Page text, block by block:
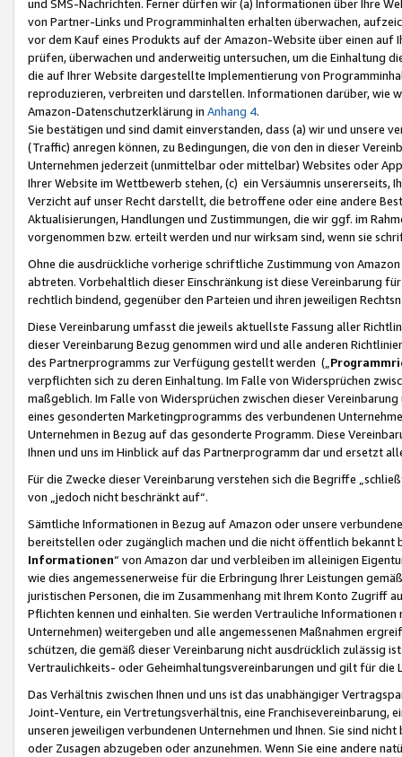
und SMS-Nachrichten. Ferner dürfen wir (a) Informationen über Ihre
von Partner-Links und Programminhalten erhalten überwachen,
vor dem Kauf eines Produkts auf der Amazon-Website über einen
prüfen, überwachen und anderweitig untersuchen, um die Einhaltung
die auf Ihrer Website dargestellte Implementierung von
reproduzieren, verbreiten und darstellen. Informationen darüber, wie
Amazon-Datenschutzerklärung in Anhang 4.
Sie bestätigen und sind damit einverstanden, dass (a) wir und
(Traffic) anregen können, zu Bedingungen, die von den in dieser
Unternehmen jederzeit (unmittelbar oder mittelbar) Websites oder
Ihrer Website im Wettbewerb stehen, (c) ein Versäumnis unsererseits,
Verzicht auf unser Recht darstellt, die betroffene oder eine andere
Aktualisierungen, Handlungen und Zustimmungen, die wir ggf. im
vorgenommen bzw. erteilt werden und nur wirksam sind, wenn sie
Ohne die ausdrückliche vorherige schriftliche Zustimmung von
abtreten. Vorbehaltlich dieser Einschränkung ist diese Vereinbarung
rechtlich bindend, gegenüber den Parteien und ihren jeweiligen
Diese Vereinbarung umfasst die jeweils aktuellste Fassung aller
dieser Vereinbarung Bezug genommen wird und alle anderen
des Partnerprogramms zur Verfügung gestellt werden („
verpflichten sich zu deren Einhaltung. Im Falle von Widersprüchen
maßgeblich. Im Falle von Widersprüchen zwischen dieser
eines gesonderten Marketingprogramms des verbundenen
Unternehmen in Bezug auf das gesonderte Programm. Diese
Ihnen und uns im Hinblick auf das Partnerprogramm dar und ersetzt
Für die Zwecke dieser Vereinbarung verstehen sich die Begriffe
von „jedoch nicht beschränkt auf“.
Sämtliche Informationen in Bezug auf Amazon oder unsere
bereitstellen oder zugänglich machen und die nicht öffentlich
Informationen“ von Amazon dar und verbleiben im alleinigen
wie dies angemessenerweise für die Erbringung Ihrer Leistungen
juristischen Personen, die im Zusammenhang mit Ihrem Konto
Pflichten kennen und einhalten. Sie werden Vertrauliche
Unternehmen) weitergeben und alle angemessenen Maßnahmen
schützen, die gemäß dieser Vereinbarung nicht ausdrücklich zulässig
Vertraulichkeits- oder Geheimhaltungsvereinbarungen und gilt für die
Das Verhältnis zwischen Ihnen und uns ist das unabhängiger
Joint-Venture, ein Vertretungsverhältnis, eine Franchisevereinbarung,
unseren jeweiligen verbundenen Unternehmen und Ihnen. Sie sind
oder Zusagen abzugeben oder anzunehmen. Wenn Sie eine andere